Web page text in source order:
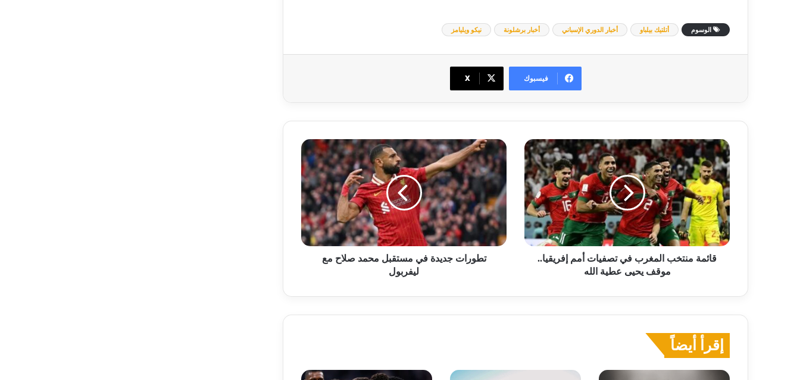
الوسوم أتلتيك بيلباو أخبار الدوري الإسباني أخبار برشلونة نيكو ويليامز
فيسبوك ‫X
قائمة
منتخب
المغرب
في
تصفيات
أمم
إفريقيا..
موقف
يحيى
عطية
قائمة منتخب المغرب في تصفيات أمم إفريقيا..
موقف يحيى عطية الله
تطورات
جديدة
في
مستقبل
محمد
صلاح
مع
ليفربول
تطورات جديدة في مستقبل محمد صلاح مع
ليفربول
إقرأ أيضاً